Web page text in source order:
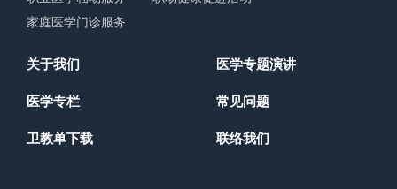
家庭医学门诊服务
关于我们 医学专题演讲
医学专栏 常见问题
卫教单下载 联络我们